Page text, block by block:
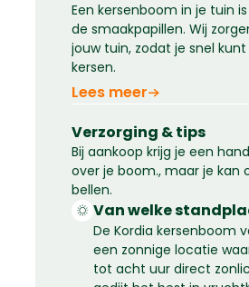
Een kersenboom in je tuin
de smaakpapillen. Wij
jouw tuin, zodat je snel
kersen.
Lees meer
Verzorging & tips
Bij aankoop krijg je een
over je boom., maar je kan
bellen.
Van welke
De Kordia kersenboom
een zonnige locatie
tot acht uur direct